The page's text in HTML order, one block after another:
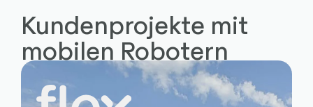
Kundenprojekte mit
mobilen Robotern